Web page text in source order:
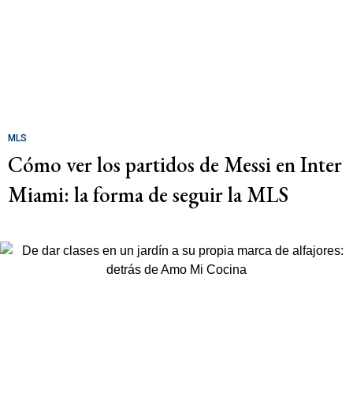
MLS
Cómo ver los partidos de Messi en Inter
Miami: la forma de seguir la MLS